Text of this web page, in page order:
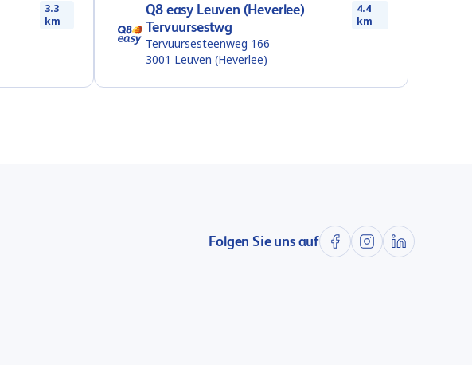
3.3
km
Q8 easy Leuven (Heverlee)
Tervuursestwg
4.4
km
Tervuursesteenweg 166
3001 Leuven (Heverlee)
Folgen Sie uns auf